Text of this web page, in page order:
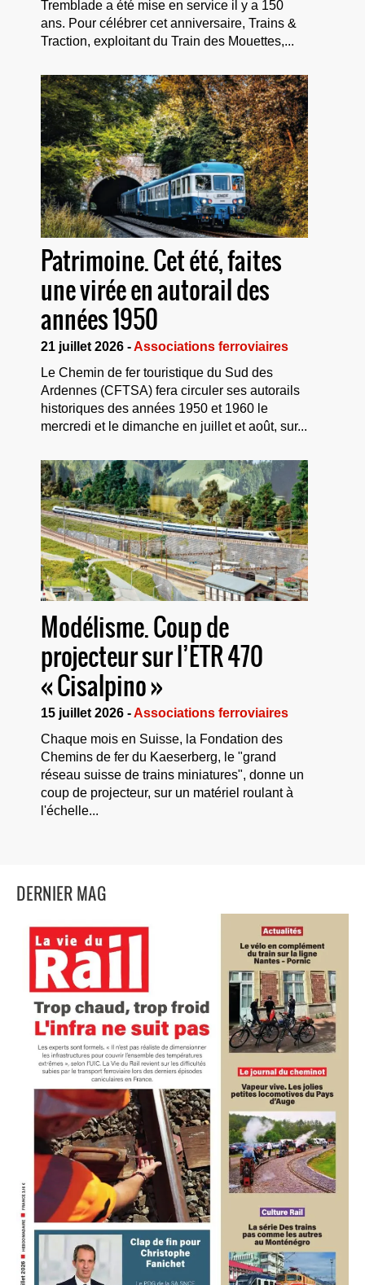
Tremblade a été mise en service il y a 150
ans. Pour célébrer cet anniversaire, Trains &
Traction, exploitant du Train des Mouettes,...
Patrimoine. Cet été, faites
une virée en autorail des
années 1950
21 juillet 2026 -Associations ferroviaires
Le Chemin de fer touristique du Sud des
Ardennes (CFTSA) fera circuler ses autorails
historiques des années 1950 et 1960 le
mercredi et le dimanche en juillet et août, sur...
Modélisme. Coup de
projecteur sur l’ETR 470
« Cisalpino »
15 juillet 2026 -Associations ferroviaires
Chaque mois en Suisse, la Fondation des
Chemins de fer du Kaeserberg, le "grand
réseau suisse de trains miniatures", donne un
coup de projecteur, sur un matériel roulant à
l'échelle...
DERNIER MAG